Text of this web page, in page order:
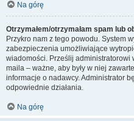
Na górę
Otrzymałem/otrzymałam spam lub
Przykro nam z tego powodu. System
zabezpieczenia umożliwiające
wiadomości. Prześlij administratorowi
maila – ważne, aby były w niej
informacje o nadawcy. Administrator
odpowiednie działania.
Na górę